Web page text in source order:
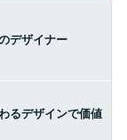
デザイナー
るデザインで価値